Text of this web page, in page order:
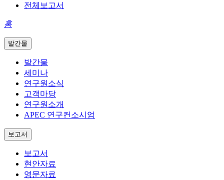
전체보고서
홈
발간물
발간물
세미나
연구원소식
고객마당
연구원소개
APEC 연구컨소시엄
보고서
보고서
현안자료
영문자료